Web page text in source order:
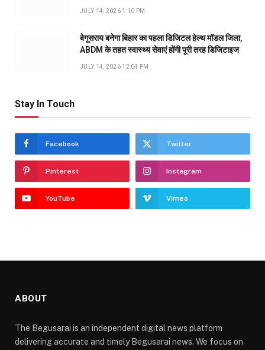
JULY 14, 2026 1:10 PM
बेगूसराय बनेगा बिहार का पहला डिजिटल हेल्थ मॉडल जिला,
ABDM के तहत स्वास्थ्य सेवाएं होंगी पूरी तरह डिजिटाइज
JULY 14, 2026 12:04 PM
Stay In Touch
Facebook Twitter
Pinterest Instagram
YouTube Vimeo
ABOUT
The Begusarai is an independent digital news platform
delivering accurate and timely Begusarai news. We focus on